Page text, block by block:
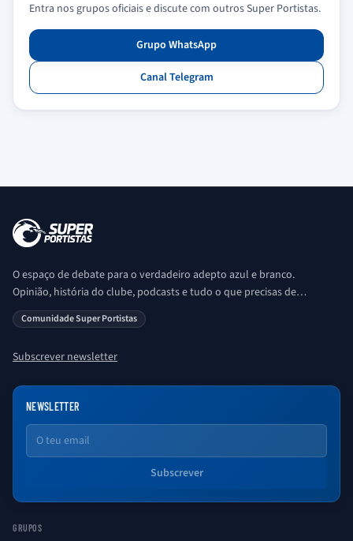
Entra nos grupos oficiais e discute com outros Super Portistas.
Grupo WhatsApp
Canal Telegram
O espaço de debate para o verdadeiro adepto azul e branco.
Opinião, história do clube, podcasts e tudo o que precisas de
saber sobre o universo Porto. Ser Porto é aqui!
Comunidade Super Portistas
Subscrever newsletter
NEWSLETTER
Email
Subscrever
GRUPOS